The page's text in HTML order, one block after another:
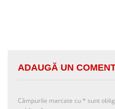
ADAUGĂ UN
Câmpurile marcate cu * sunt